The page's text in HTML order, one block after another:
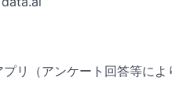
リ（アンケート回答等に